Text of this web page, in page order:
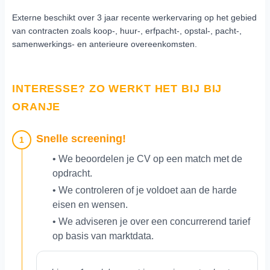
Externe beschikt over 3 jaar recente werkervaring op het gebied
van contracten zoals koop-, huur-, erfpacht-, opstal-, pacht-,
samenwerkings- en anterieure overeenkomsten.
INTERESSE? ZO WERKT HET BIJ BIJ
ORANJE
1 Snelle screening!
• We beoordelen je CV op een match met de
opdracht.
• We controleren of je voldoet aan de harde
eisen en wensen.
• We adviseren je over een concurrerend tarief
op basis van marktdata.